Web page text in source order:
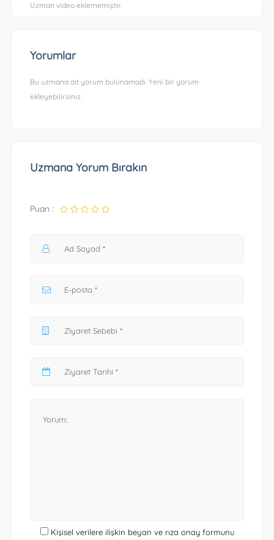
Uzman video eklememiştir.
Yorumlar
Bu uzmana ait yorum bulunamadı. Yeni bir yorum
ekleyebilirsiniz.
Uzmana Yorum Bırakın
Puan :
Kişisel verilere ilişkin beyan ve rıza onay formunu